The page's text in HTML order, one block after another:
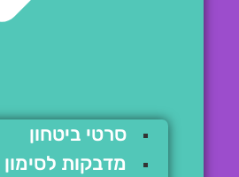
סרטי ביטחון
מדבקות לסימון